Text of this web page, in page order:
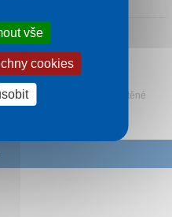
na Facebooku
zákazníků
Tištěné
vše
cookies